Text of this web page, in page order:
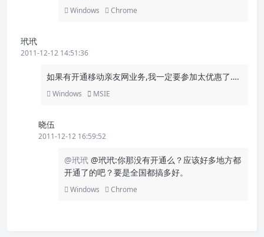
Windows Chrome
玳玳
2011-12-12 14:51:36
如果有开通移动亲友网业务,我一定要参加太优惠了….
Windows MSIE
晓伍
2011-12-12 16:59:52
@玳玳 @玳玳:你那没有开通么？应该好多地方都
开通了的吧？要是全国都搞多好。
Windows Chrome